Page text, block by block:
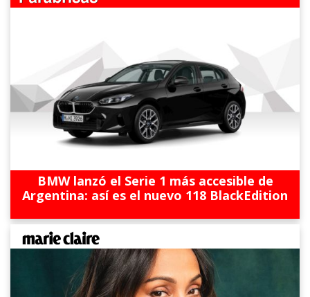
BMW lanzó el Serie 1 más accesible de
Argentina: así es el nuevo 118 BlackEdition